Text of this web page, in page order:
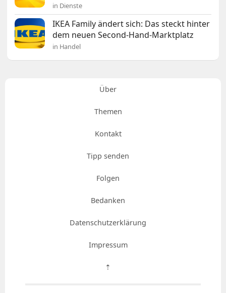
in Dienste
IKEA Family ändert sich: Das steckt hinter
dem neuen Second-Hand-Marktplatz
in Handel
Über
Themen
Kontakt
Tipp senden
Folgen
Bedanken
Datenschutzerklärung
Impressum
⇡